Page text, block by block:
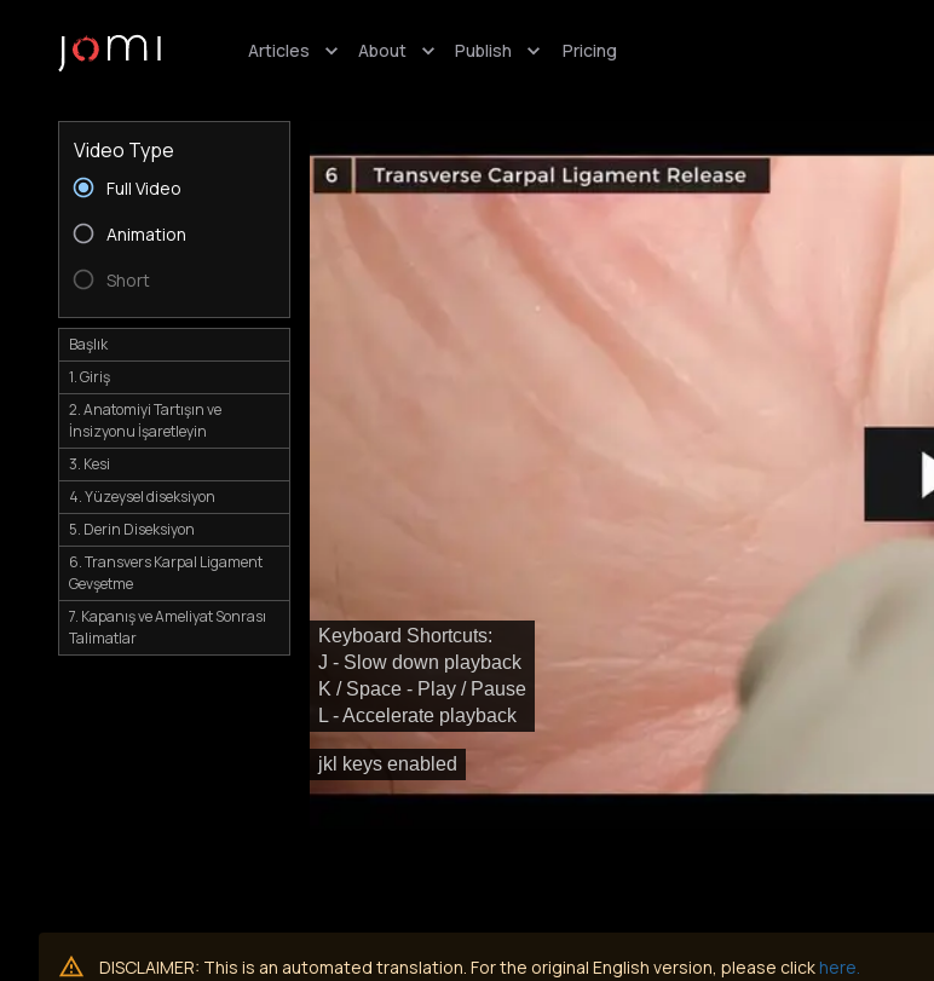
Articles About Publish Pricing
jkl keys enabled
Keyboard Shortcuts:
J - Slow down playback
K / Space - Play / Pause
L - Accelerate playback
Video Type
Full Video
Animation
Short
Başlık
1. Giriş
2. Anatomiyi Tartışın ve
İnsizyonu İşaretleyin
3. Kesi
4. Yüzeysel diseksiyon
5. Derin Diseksiyon
6. Transvers Karpal Ligament
Gevşetme
7. Kapanış ve Ameliyat Sonrası
Talimatlar
DISCLAIMER: This is an automated translation. For the original English version, please click here.